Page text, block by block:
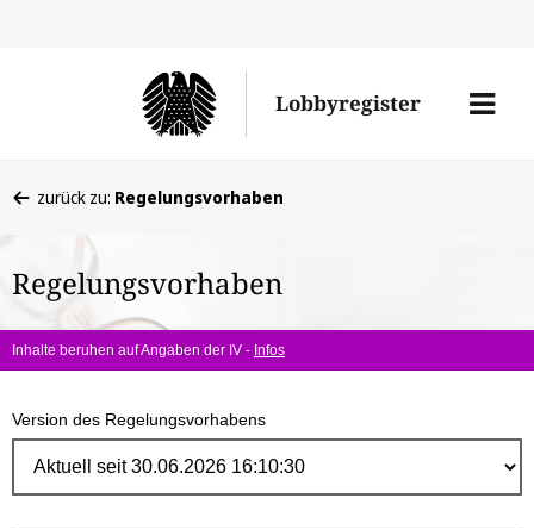
Lobbyregister
Menü
befinden
hier:
zurück zu: Regelungsvorhaben
Regelungsvorhaben
Inhalte beruhen auf Angaben der IV - Infos
Version des Regelungsvorhabens